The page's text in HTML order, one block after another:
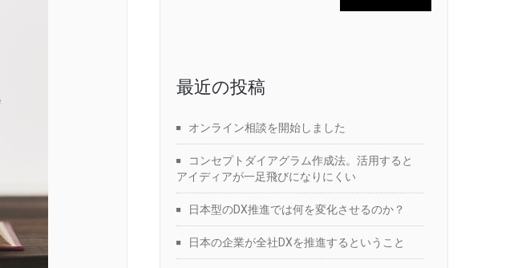
最近の投稿
オンライン相談を開始しました
コンセプトダイアグラム作成法。活用すると
アイディアが一足飛びになりにくい
日本型のDX推進では何を変化させるのか？
日本の企業が全社DXを推進するということ